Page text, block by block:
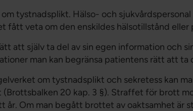
om tystnadsplikt. Hälso- och
fått veta om den enskildes hälsotillstånd eller
att själv ta del av sin egen information och
man kan begränsa patientens rätt att ta
om tystnadsplikt och sekretess kan
20 kap. 3 §). Straffet för brott
år. Om man begått brottet av oaktsamhet är